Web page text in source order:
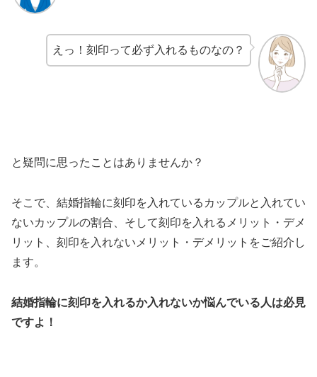
えっ！刻印って必ず入れるものなの？
と疑問に思ったことはありませんか？
そこで、結婚指輪に刻印を入れているカップルと入れてい
ないカップルの割合、そして刻印を入れるメリット・デメ
リット、刻印を入れないメリット・デメリットをご紹介し
ます。
結婚指輪に刻印を入れるか入れないか悩んでいる人は必見
ですよ！